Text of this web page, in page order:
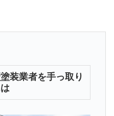
装業者を手っ取り